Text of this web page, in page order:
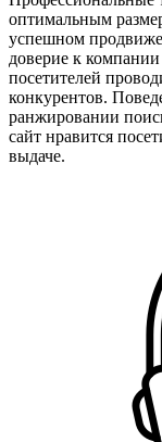
оптимальным
успешном
доверие к
посетителей
конкурентов.
ранжировании
сайт нравится
выдаче.